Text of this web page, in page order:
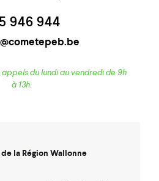
946 944
du lundi au vendredi de 9h
à 13h.
la Région Wallonne